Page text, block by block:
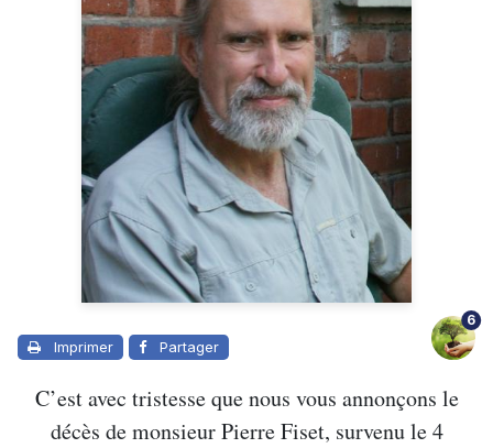
Imprimer Partager
6
C’est avec tristesse que nous vous annonçons le
décès de monsieur Pierre Fiset, survenu le 4